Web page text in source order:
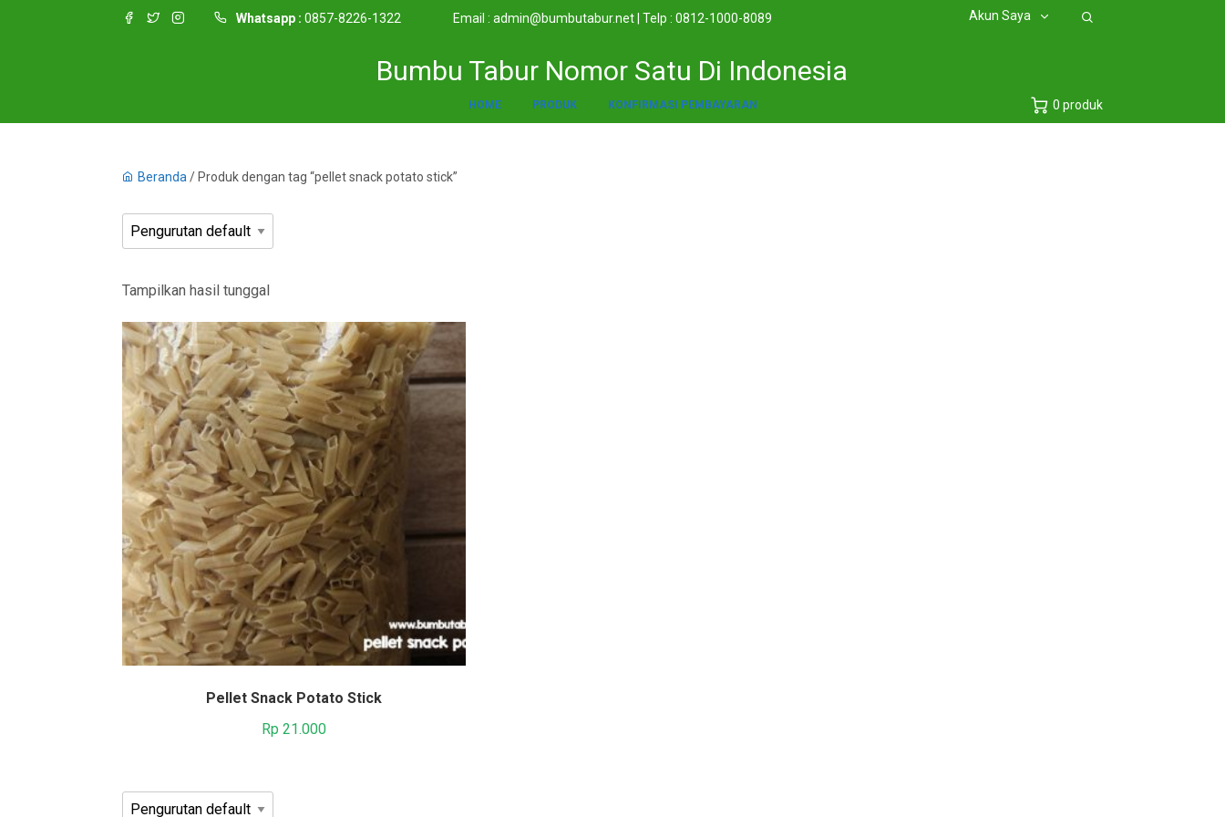
Whatsapp : 0857-8226-1322 Email : admin@bumbutabur.net | Telp : 0812-1000-8089 Akun Saya
Bumbu Tabur Nomor Satu Di Indonesia
0 produk
HOME PRODUK KONFIRMASI PEMBAYARAN
Beranda / Produk dengan tag “pellet snack potato stick”
Tampilkan hasil tunggal
Pellet Snack Potato Stick
Rp 21.000